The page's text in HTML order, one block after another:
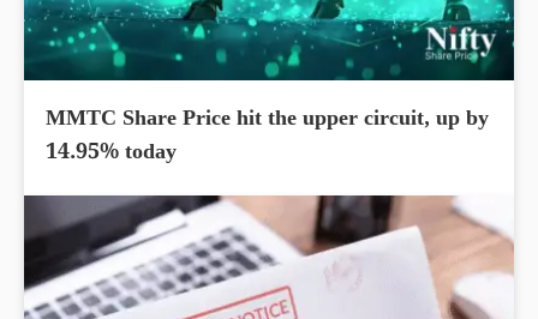
MMTC Share Price hit the upper circuit, up by
14.95% today